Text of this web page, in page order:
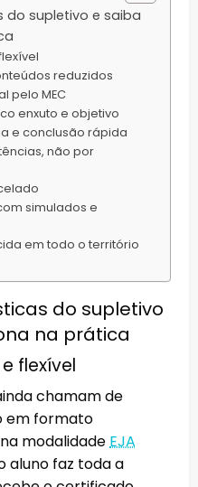
supletivo e saiba
reduzidos
pelo MEC
enxuto e objetivo
e conclusão rápida
não por
simulados e
em todo o território
do supletivo
na prática
flexível
chamam de
em formato
modalidadeEJA
aluno faz toda a